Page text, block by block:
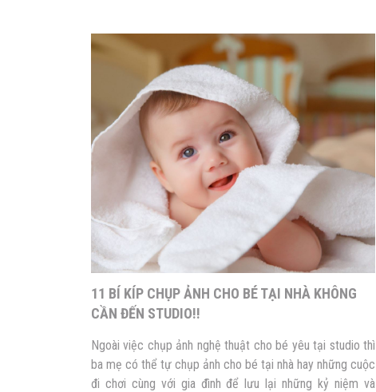
11 BÍ KÍP CHỤP ẢNH CHO BÉ TẠI NHÀ KHÔNG
CẦN ĐẾN STUDIO!!
Ngoài việc chụp ảnh nghệ thuật cho bé yêu tại studio thì
ba mẹ có thể tự chụp ảnh cho bé tại nhà hay những cuộc
đi chơi cùng với gia đình để lưu lại những kỷ niệm và